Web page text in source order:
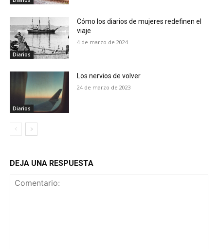
Diarios
Cómo los diarios de mujeres redefinen el
viaje
4 de marzo de 2024
Diarios
Los nervios de volver
24 de marzo de 2023
DEJA UNA RESPUESTA